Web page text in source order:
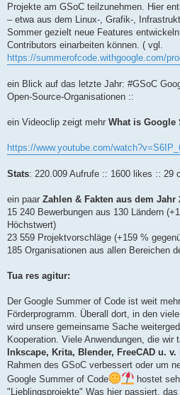
Projekte am GSoC teilzunehmen. Hier
– etwa aus dem Linux-, Grafik-,
Sommer gezielt neue Features
Contributors einarbeiten können. ( vgl.
https://summerofcode.withgoogle.com/
ein Blick auf das letzte Jahr: #GSoC
Open-Source-Organisationen ::
ein Videoclip zeigt mehr What is Google
https://www.youtube.com/
Stats: 220.009 Aufrufe :: 1600 likes :: 29
ein paar Zahlen & Fakten aus dem Jahr
15 240 Bewerbungen aus 130 Ländern
Höchstwert)
23 559 Projektvorschläge (+159 %
185 Organisationen aus allen Bereichen
Tua res agitur:
Der Google Summer of Code ist weit
Förderprogramm. Überall dort, in den
wird unsere gemeinsame Sache
Kooperation. Viele Anwendungen, die wir
Inkscape, Krita, Blender, FreeCAD u. v.
Rahmen des GSoC verbessert oder um
Google Summer of Code
hostet
"Lieblingsprojekte" Was hier passiert,